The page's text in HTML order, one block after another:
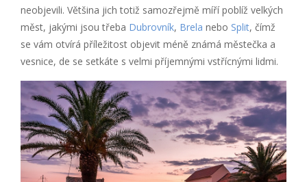
neobjevili. Většina jich totiž samozřejmě míří poblíž velkých
měst, jakými jsou třeba Dubrovník, Brela nebo Split, čímž
se vám otvírá příležitost objevit méně známá městečka a
vesnice, de se setkáte s velmi příjemnými vstřícnými lidmi.